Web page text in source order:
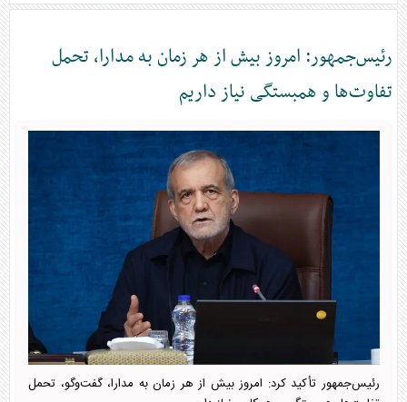
ها
رئیس‌جمهور: امروز بیش از هر زمان به مدارا، تحمل
تفاوت‌ها و همبستگی نیاز داریم
رئیس‌جمهور تأکید کرد: امروز بیش از هر زمان به مدارا، گفت‌و‌گو، تحمل